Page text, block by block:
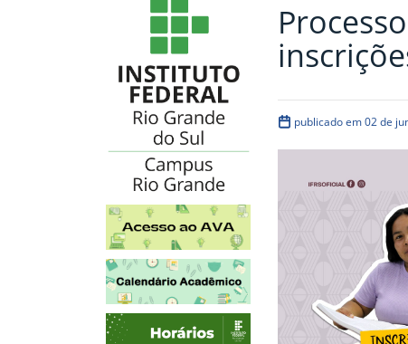
Acesso ao AVA
Calendário Acadêmico
Horários
publicado em 02 de